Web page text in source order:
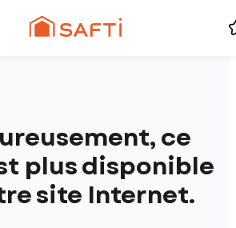
ce
plus disponible
site Internet.